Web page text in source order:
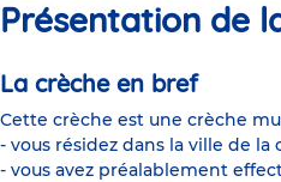
Présentation de
La crèche en bref
Cette crèche est une crèche
- vous résidez dans la ville de la
- vous avez préalablement